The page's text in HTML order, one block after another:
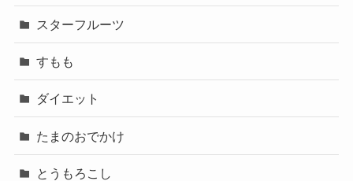
スターフルーツ
すもも
ダイエット
たまのおでかけ
とうもろこし